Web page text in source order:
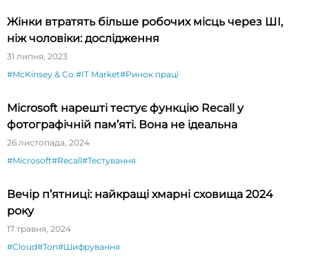
Жінки втратять більше робочих місць через ШІ,
ніж чоловіки: дослідження
31 липня, 2023
#McKinsey & Co.#IT Market#Ринок праці
Microsoft нарешті тестує функцію Recall у
фотографічній пам’яті. Вона не ідеальна
26 листопада, 2024
#Microsoft#Recall#Тестування
Вечір п’ятниці: найкращі хмарні сховища 2024
року
17 травня, 2024
#Cloud#Топ#Шифрування